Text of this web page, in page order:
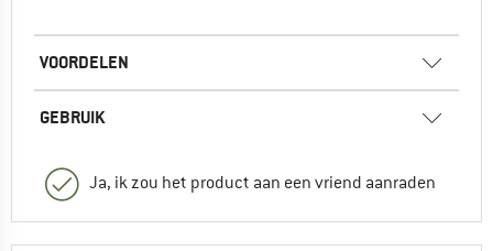
VOORDELEN
GEBRUIK
Ja, ik zou het product aan een vriend aanraden